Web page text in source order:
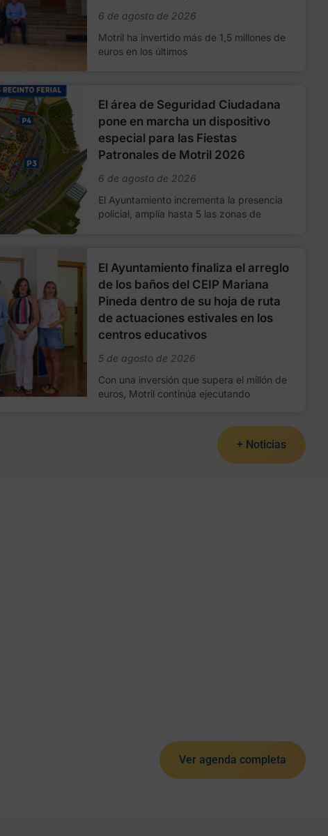
6 de agosto de 2026
Motril ha invertido más de 1,5 millones de
euros en los últimos
El área de Seguridad Ciudadana
pone en marcha un dispositivo
especial para las Fiestas
Patronales de Motril 2026
6 de agosto de 2026
El Ayuntamiento incrementa la presencia
policial, amplía hasta 5 las zonas de
El Ayuntamiento finaliza el arreglo
de los baños del CEIP Mariana
Pineda dentro de su hoja de ruta
de actuaciones estivales en los
centros educativos
5 de agosto de 2026
Con una inversión que supera el millón de
euros, Motril continúa ejecutando
+ Noticias
Ver agenda completa